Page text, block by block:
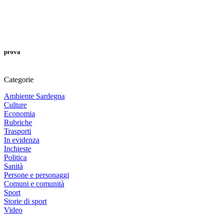
prova
Categorie
Ambiente Sardegna
Culture
Economia
Rubriche
Trasporti
In evidenza
Inchieste
Politica
Sanità
Persone e personaggi
Comuni e comunità
Sport
Storie di sport
Video